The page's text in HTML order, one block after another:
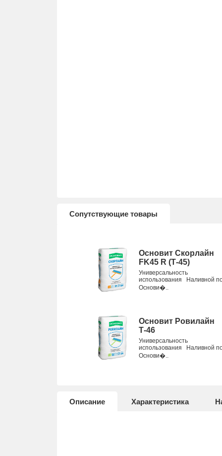
Сопутствующие товары
Основит Скорлайн
FK45 R (Т-45)
Универсальность
использования Наливной
Основи�..
Основит Ровилайн
Т-46
Универсальность
использования Наливной
Основи�..
Описание Характеристика